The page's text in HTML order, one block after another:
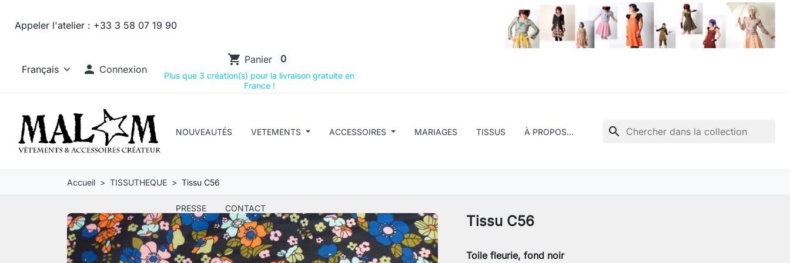
Appeler l'atelier : +33 3 58 07 19 90
 Connexion
shopping_cart Panier 0
Plus que 3 création(s) pour la livraison gratuite en
France !
NOUVEAUTÉS VETEMENTS ACCESSOIRES MARIAGES TISSUS À PROPOS...
PRESSE CONTACT
search
Accueil TISSUTHEQUE Tissu C56
Tissu C56
Toile fleurie, fond noir